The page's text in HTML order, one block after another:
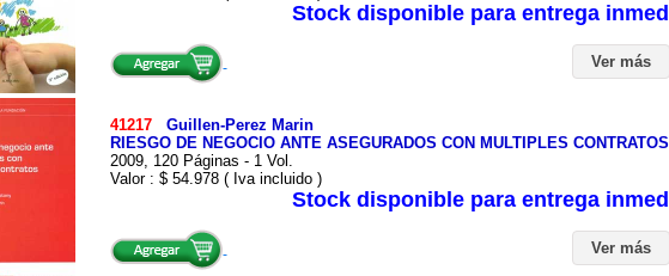
Stock disponible para entrega
Ver más
41217 Guillen-Perez Marin
RIESGO DE NEGOCIO ANTE ASEGURADOS CON MULTIPLES CONTRATOS
2009, 120 Páginas - 1 Vol.
Valor : $ 54.978 ( Iva incluido )
Stock disponible para entrega
Ver más